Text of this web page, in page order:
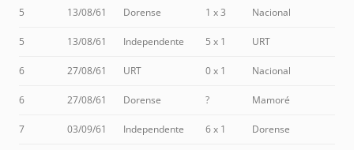
5 13/08/61 Dorense 1 x 3 Nacional
5 13/08/61 Independente 5 x 1 URT
6 27/08/61 URT 0 x 1 Nacional
6 27/08/61 Dorense ? Mamoré
7 03/09/61 Independente 6 x 1 Dorense